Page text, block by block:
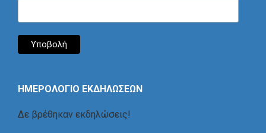
ΗΜΕΡΟΛΟΓΙΟ ΕΚΔΗΛΩΣΕΩΝ
Δε βρέθηκαν εκδηλώσεις!